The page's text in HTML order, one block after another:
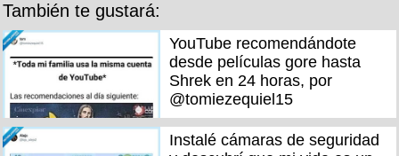
También te gustará:
YouTube recomendándote
desde películas gore hasta
Shrek en 24 horas, por
@tomiezequiel15
Instalé cámaras de seguridad